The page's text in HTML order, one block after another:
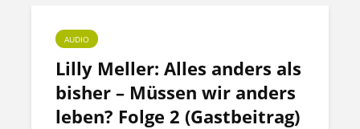
AUDIO
Lilly Meller: Alles anders als
bisher – Müssen wir anders
leben? Folge 2 (Gastbeitrag)